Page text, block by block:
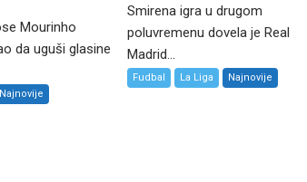
Mourinho
da uguši glasine
Najnovije
Smirena igra u drugom
poluvremenu dovela je Real
Madrid...
Fudbal La Liga Najnovije